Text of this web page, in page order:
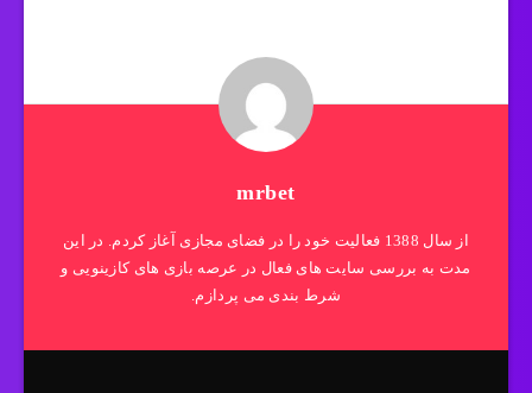
mrbet
از سال 1388 فعالیت خود را در فضای مجازی آغاز کردم. در این
مدت به بررسی سایت های فعال در عرصه بازی های کازینویی و
شرط بندی می پردازم.